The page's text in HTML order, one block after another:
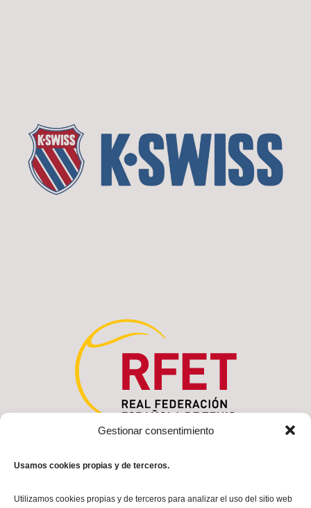
Gestionar consentimiento
Usamos cookies propias y de terceros.
Utilizamos cookies propias y de terceros para analizar el uso del sitio web